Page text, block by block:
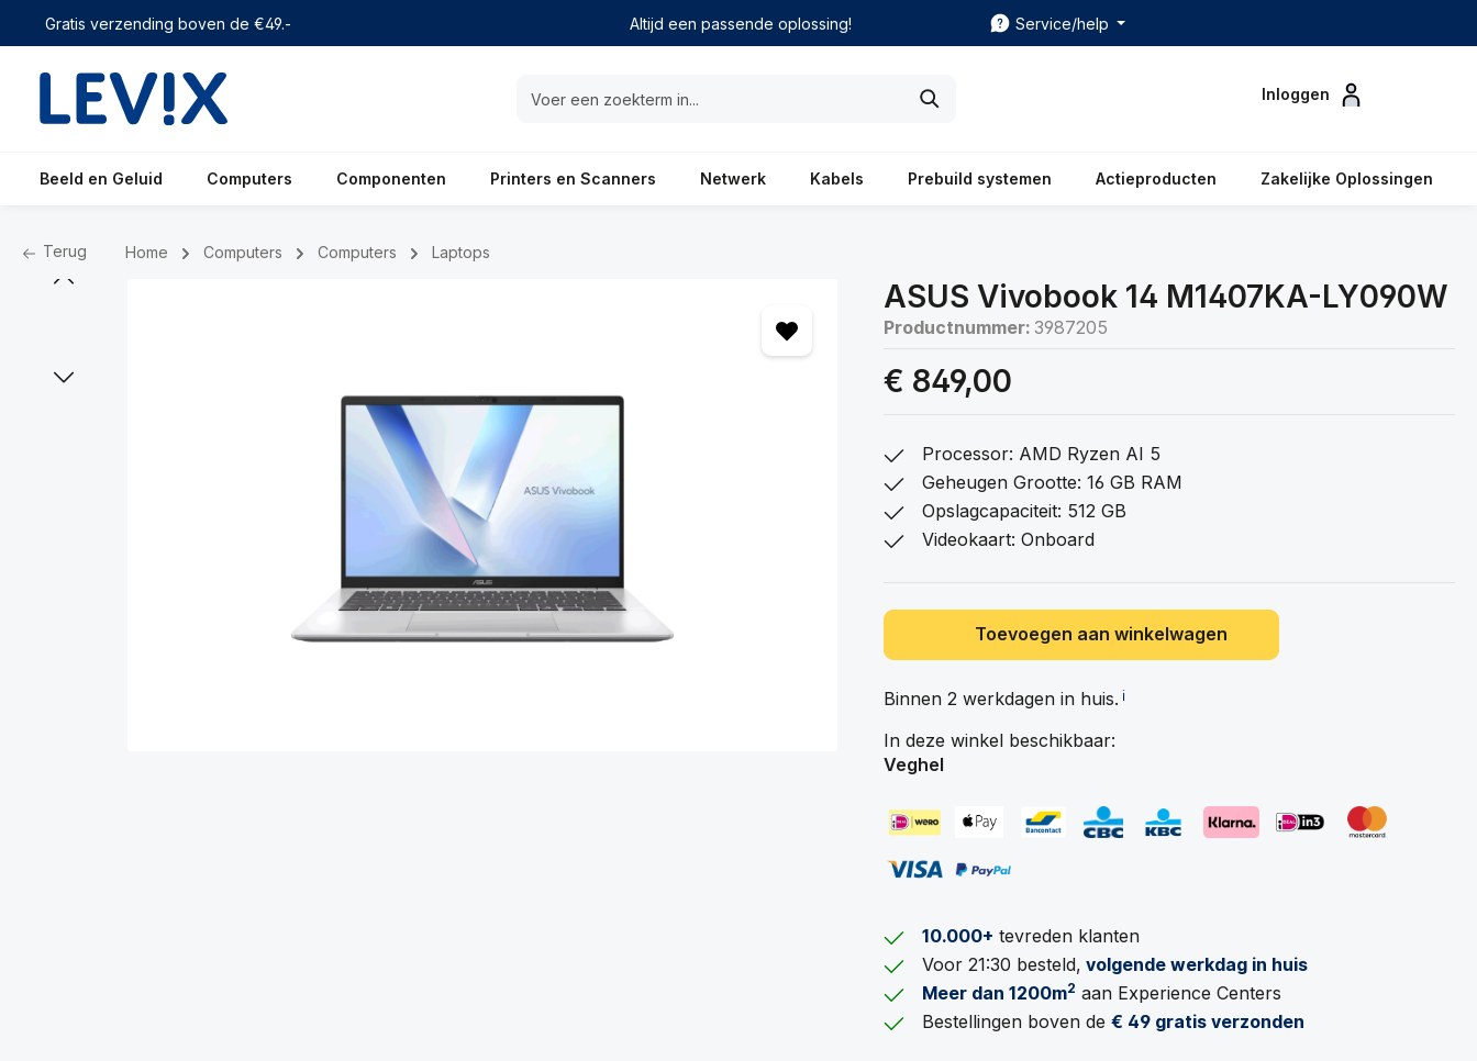
Ga naar de hoofdnavigatie
Gratis verzending boven de €49.- Altijd een passende oplossing! Service/help
Inloggen
Beeld en Geluid Computers Componenten Printers en Scanners Netwerk Kabels Prebuild systemen Actieproducten Zakelijke Oplossingen
Terug Home Computers Computers Laptops
ASUS Vivobook 14 M1407KA-LY090W
Productnummer: 3987205
€ 849,00
Processor: AMD Ryzen AI 5
Geheugen Grootte: 16 GB RAM
Opslagcapaciteit: 512 GB
Videokaart: Onboard
Toevoegen aan winkelwagen
Binnen 2 werkdagen in huis. ℹ️
In deze winkel beschikbaar:
Veghel
10.000+ tevreden klanten
Voor 21:30 besteld, volgende werkdag in huis
Meer dan 1200m2 aan Experience Centers
Bestellingen boven de€ 49 gratis verzonden